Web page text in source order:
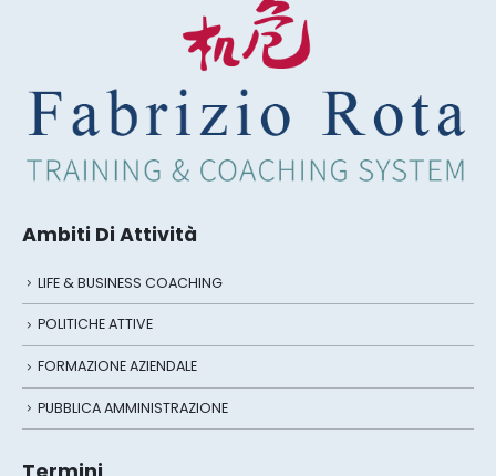
Ambiti Di Attività
LIFE & BUSINESS COACHING
POLITICHE ATTIVE
FORMAZIONE AZIENDALE
PUBBLICA AMMINISTRAZIONE